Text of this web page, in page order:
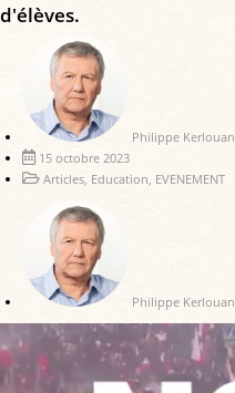
d'élèves.
Philippe Kerlouan
15 octobre 2023
Articles, Education, EVENEMENT
Philippe Kerlouan